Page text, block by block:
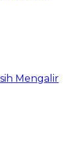
Mengalir